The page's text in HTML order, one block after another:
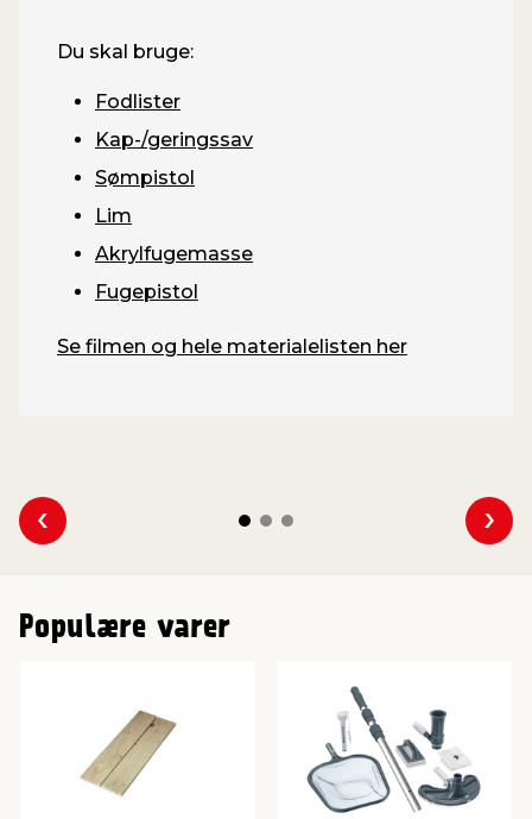
Du skal bruge:
Fodlister
Kap-/geringssav
Sømpistol
Lim
Akrylfugemasse
Fugepistol
Se filmen og hele materialelisten her
Se forrige Se
Populære varer